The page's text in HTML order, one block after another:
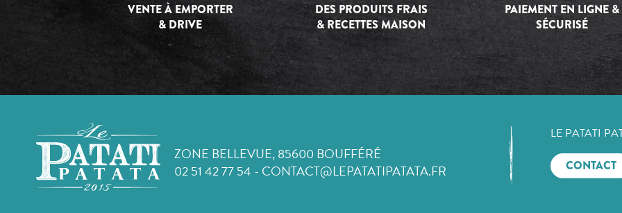
VENTE À EMPORTER
& DRIVE
DES PRODUITS FRAIS
& RECETTES MAISON
PAIEMENT EN LIGNE &
SÉCURISÉ
ZONE BELLEVUE, 85600 BOUFFÉRÉ
02 51 42 77 54 - CONTACT@LEPATATIPATATA.FR
LE PATATI
CONTACT